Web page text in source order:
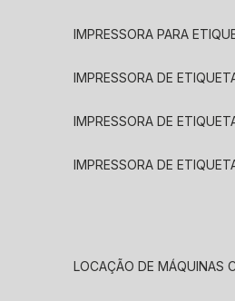
IMPRESSORA PARA
IMPRESSORA DE
IMPRESSORA DE
IMPRESSORA DE
LOCAÇÃO DE MÁQUINAS